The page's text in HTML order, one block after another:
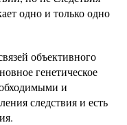
одно и только одно
объективного
генетическое
и
следствия и есть